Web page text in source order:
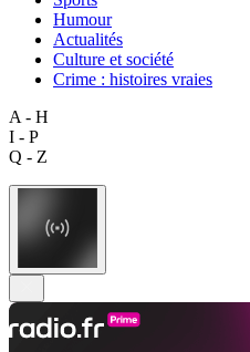
Humour
Actualités
Culture et société
Crime : histoires vraies
A - H
I - P
Q - Z